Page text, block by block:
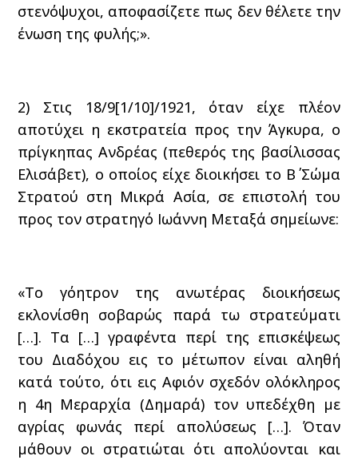
στενόψυχοι, αποφασίζετε πως δεν θέλετε την
ένωση της φυλής;».
2) Στις 18/9[1/10]/1921, όταν είχε πλέον
αποτύχει η εκστρατεία προς την Άγκυρα, ο
πρίγκηπας Ανδρέας (πεθερός της βασίλισσας
Ελισάβετ), ο οποίος είχε διοικήσει το Β΄ Σώμα
Στρατού στη Μικρά Ασία, σε επιστολή του
προς τον στρατηγό Ιωάννη Μεταξά σημείωνε:
«Το γόητρον της ανωτέρας διοικήσεως
εκλονίσθη σοβαρώς παρά τω στρατεύματι
[…]. Τα […] γραφέντα περί της επισκέψεως
του Διαδόχου εις το μέτωπον είναι αληθή
κατά τούτο, ότι εις Αφιόν σχεδόν ολόκληρος
η 4η Μεραρχία (Δημαρά) τον υπεδέχθη με
αγρίας φωνάς περί απολύσεως […]. Όταν
μάθουν οι στρατιώται ότι απολύονται και